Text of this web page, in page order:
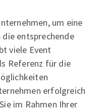
um eine
entsprechende
viele Event
Referenz für die
erfolgreich
im Rahmen Ihrer